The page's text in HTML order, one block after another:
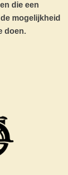
die een
mogelijkheid
doen.